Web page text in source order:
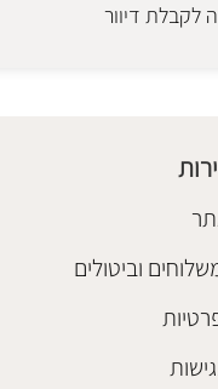
לקבלת דיוור
וביטולים